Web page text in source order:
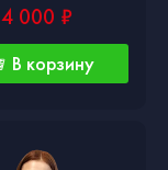
4 000 ₽
В корзину